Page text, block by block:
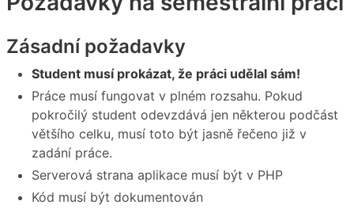
Zásadní požadavky
Student musí prokázat, že práci udělal sám!
Práce musí fungovat v plném rozsahu. Pokud
pokročilý student odevzdává jen některou podčást
většího celku, musí toto být jasně řečeno již v
zadání práce.
Serverová strana aplikace musí být v PHP
Kód musí být dokumentován